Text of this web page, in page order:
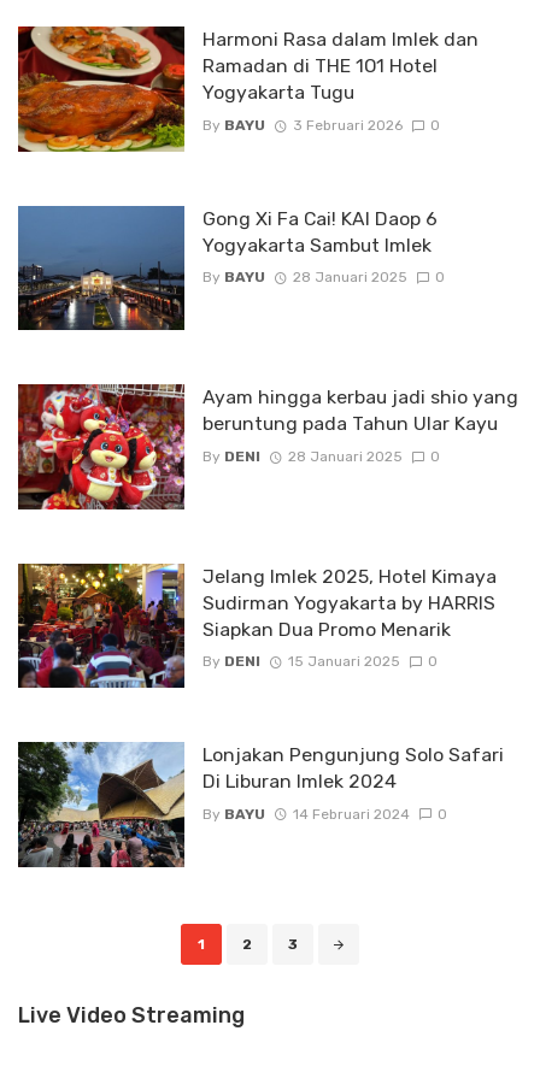
Harmoni Rasa dalam Imlek dan
Ramadan di THE 1O1 Hotel
Yogyakarta Tugu
By BAYU 3 Februari 2026 0
Gong Xi Fa Cai! KAI Daop 6
Yogyakarta Sambut Imlek
By BAYU 28 Januari 2025 0
Ayam hingga kerbau jadi shio yang
beruntung pada Tahun Ular Kayu
By DENI 28 Januari 2025 0
Jelang Imlek 2025, Hotel Kimaya
Sudirman Yogyakarta by HARRIS
Siapkan Dua Promo Menarik
By DENI 15 Januari 2025 0
Lonjakan Pengunjung Solo Safari
Di Liburan Imlek 2024
By BAYU 14 Februari 2024 0
1 2 3
Live Video Streaming